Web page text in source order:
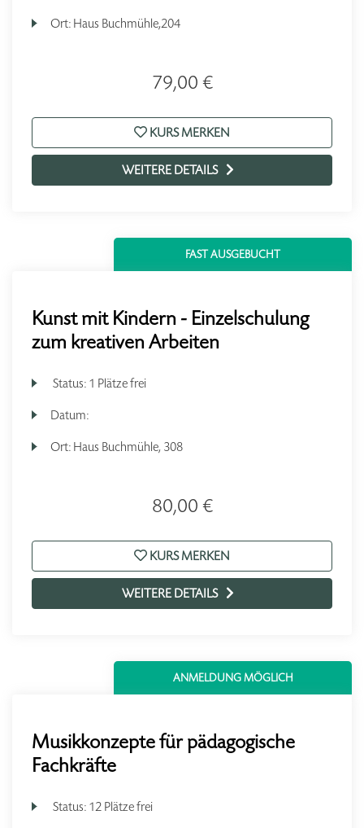
Ort: Haus Buchmühle,204
79,00 €
KURS MERKEN
WEITERE DETAILS
FAST AUSGEBUCHT
Kunst mit Kindern - Einzelschulung
zum kreativen Arbeiten
Status: 1 Plätze frei
Datum:
Ort: Haus Buchmühle, 308
80,00 €
KURS MERKEN
WEITERE DETAILS
ANMELDUNG MÖGLICH
Musikkonzepte für pädagogische
Fachkräfte
Status: 12 Plätze frei